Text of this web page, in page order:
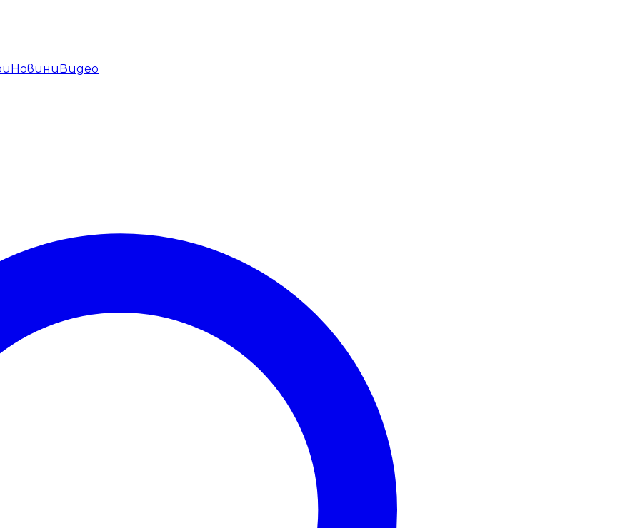
НовиниВидео